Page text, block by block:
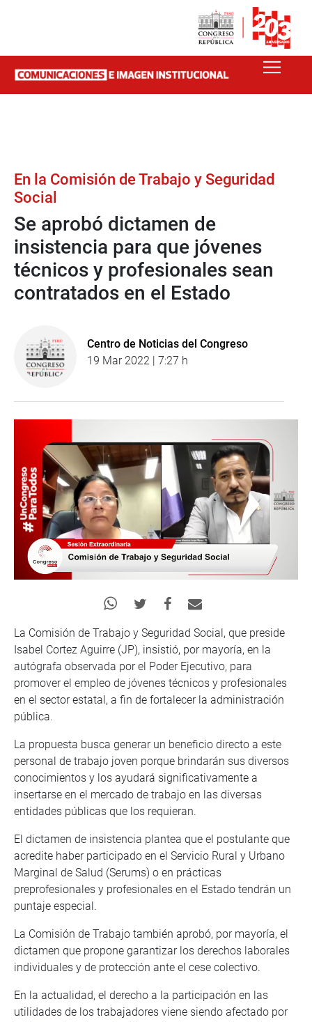
En la Comisión de Trabajo y Seguridad
Social
Se aprobó dictamen de
insistencia para que jóvenes
técnicos y profesionales sean
contratados en el Estado
Centro de Noticias del Congreso
19 Mar 2022 | 7:27 h
La Comisión de Trabajo y Seguridad Social, que preside
Isabel Cortez Aguirre (JP), insistió, por mayoría, en la
autógrafa observada por el Poder Ejecutivo, para
promover el empleo de jóvenes técnicos y profesionales
en el sector estatal, a fin de fortalecer la administración
pública.
La propuesta busca generar un beneficio directo a este
personal de trabajo joven porque brindarán sus diversos
conocimientos y los ayudará significativamente a
insertarse en el mercado de trabajo en las diversas
entidades públicas que los requieran.
El dictamen de insistencia plantea que el postulante que
acredite haber participado en el Servicio Rural y Urbano
Marginal de Salud (Serums) o en prácticas
preprofesionales y profesionales en el Estado tendrán un
puntaje especial.
La Comisión de Trabajo también aprobó, por mayoría, el
dictamen que propone garantizar los derechos laborales
individuales y de protección ante el cese colectivo.
En la actualidad, el derecho a la participación en las
utilidades de los trabajadores viene siendo afectado por